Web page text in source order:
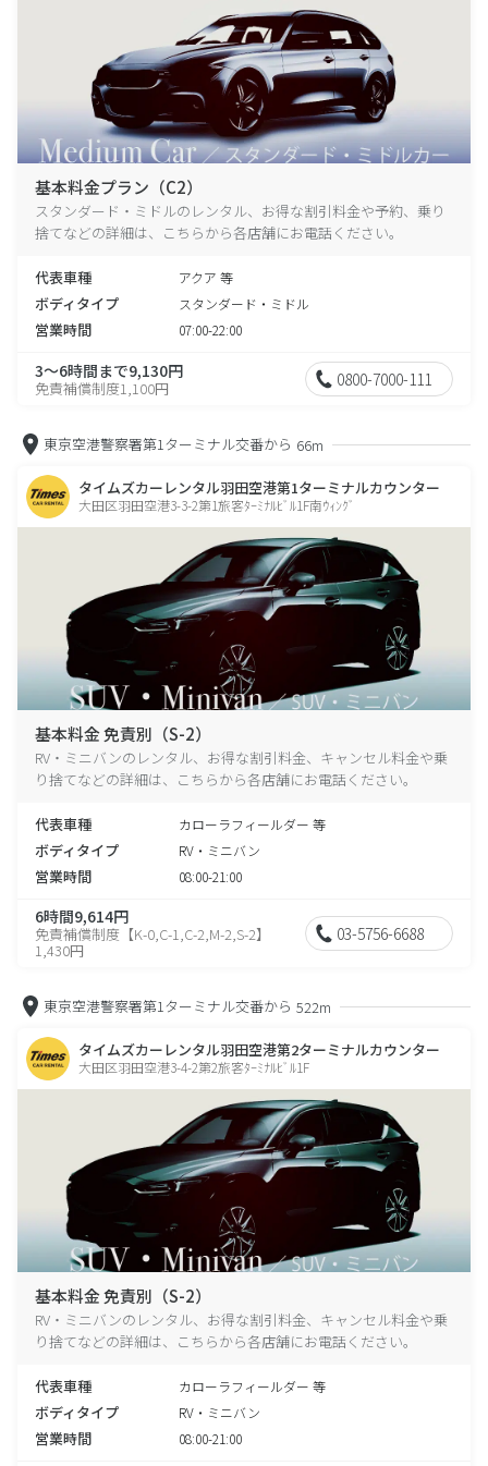
基本料金プラン（C2）
スタンダード・ミドルのレンタル、お得な割引料金や予約、乗り
捨てなどの詳細は、こちらから各店舗にお電話ください。
代表車種 アクア 等
ボディタイプ スタンダード・ミドル
営業時間 07:00-22:00
3～6時間まで9,130円
免責補償制度1,100円 0800-7000-111
東京空港警察署第1ターミナル交番から 66m
タイムズカーレンタル羽田空港第1ターミナルカウンター
大田区羽田空港3-3-2第1旅客ﾀｰﾐﾅﾙﾋﾞﾙ1F南ｳｨﾝｸﾞ
基本料金 免責別（S-2）
RV・ミニバンのレンタル、お得な割引料金、キャンセル料金や乗
り捨てなどの詳細は、こちらから各店舗にお電話ください。
代表車種 カローラフィールダー 等
ボディタイプ RV・ミニバン
営業時間 08:00-21:00
6時間9,614円
免責補償制度【K-0,C-1,C-2,M-2,S-2】
1,430円
03-5756-6688
東京空港警察署第1ターミナル交番から 522m
タイムズカーレンタル羽田空港第2ターミナルカウンター
大田区羽田空港3-4-2第2旅客ﾀｰﾐﾅﾙﾋﾞﾙ1F
基本料金 免責別（S-2）
RV・ミニバンのレンタル、お得な割引料金、キャンセル料金や乗
り捨てなどの詳細は、こちらから各店舗にお電話ください。
代表車種 カローラフィールダー 等
ボディタイプ RV・ミニバン
営業時間 08:00-21:00